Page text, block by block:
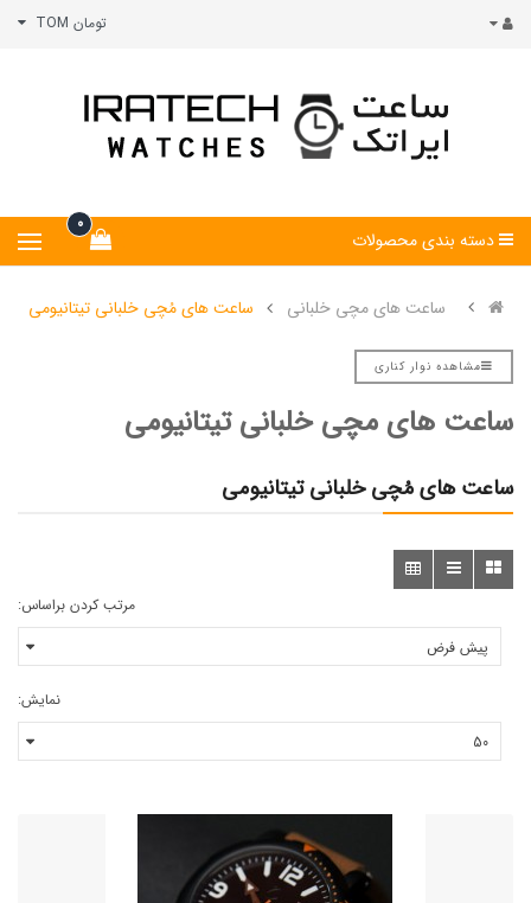
تومان TOM
0
دسته بندی محصولات
ساعت های مچی خلبانی ساعت های مُچی خلبانی تیتانیومی
مشاهده نوار کناری
ساعت های مچی خلبانی تیتانیومی
ساعت های مُچی خلبانی تیتانیومی
مرتب کردن براساس:
نمایش: